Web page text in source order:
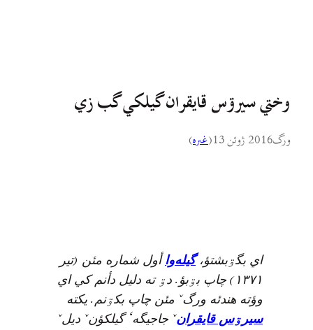
وختي سیرۊس قايقران گيلکي گب زي
ورگ2016 ژوئن 13 (غىره)
اي بگۊبشتؤ،گيله‌وا أول شماره مئن (تير
۱۳۷۱ ) چاپ بۊبؤ. دۊ ته دليل دأنم کي اي
وؤته هندئه ورگˇ مئن چاپ بکۊنم . يکته
سيرۊس قايقرانˇ جاجيگه‘گيلکؤنˇ ديلˇ